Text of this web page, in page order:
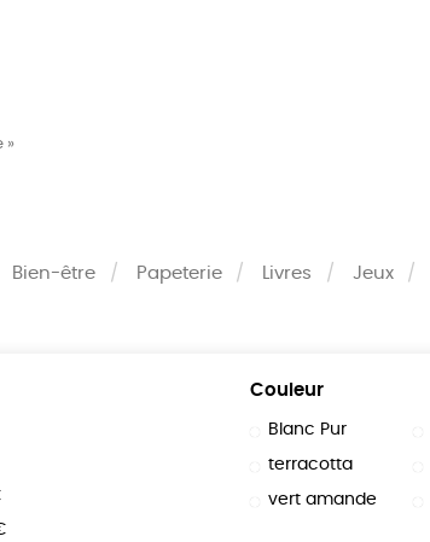
»
Bien-être Papeterie Livres Jeux
Couleur
Blanc Pur
terracotta
vert amande